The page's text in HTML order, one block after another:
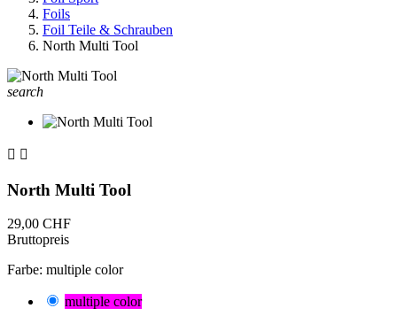
Foils
Foil Teile & Schrauben
North Multi Tool
search
 
North Multi Tool
29,00 CHF
Bruttopreis
Farbe: multiple color
multiple color